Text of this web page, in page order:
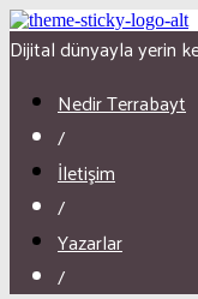
Dijital dünyayla yerin
Nedir Terrabayt
/
İletişim
/
Yazarlar
/